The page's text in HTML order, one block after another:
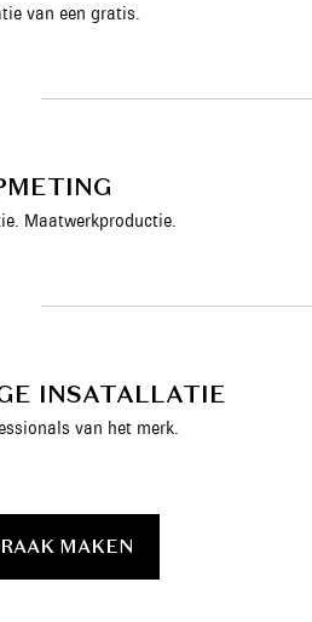
van een gratis.
Maatwerkproductie.
INSATALLATIE
van het merk.
MAKEN